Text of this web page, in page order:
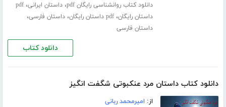
دانلود کتاب روانشناسی رایگان pdf ،داستان ایرانی،pdf
داستان رایگان،pdf داستان رایگان ،داستان فارسی،
داستان فارسی
دانلود کتاب
دانلود کتاب داستان مرد عنکبوتی شگفت انگیز
از: امیرمحمد ربانی